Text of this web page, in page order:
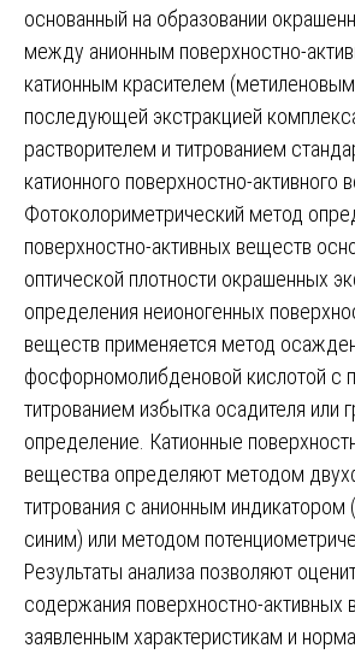
основанный на образовании
между анионным поверхностно-
катионным красителем
последующей экстракцией
растворителем и титрованием
катионного поверхностно-активного
Фотоколориметрический метод
поверхностно-активных веществ
оптической плотности окрашенных
определения неионогенных
веществ применяется метод
фосфорномолибденовой кислотой с
титрованием избытка осадителя или
определение. Катионные
вещества определяют методом
титрования с анионным
синим) или методом
Результаты анализа позволяют
содержания поверхностно-активных
заявленным характеристикам и